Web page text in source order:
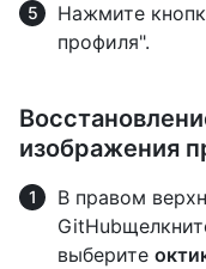
Нажмите
профиля".
изображения
В правом
выберите